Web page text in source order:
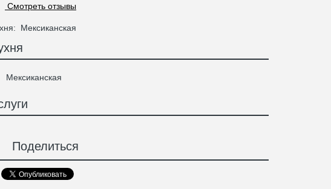
Смотреть отзывы
Мексиканская
Мексиканская
Поделиться